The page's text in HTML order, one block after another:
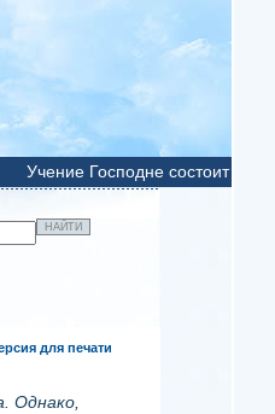
Учение Господне состоит в
для печати
Однако,